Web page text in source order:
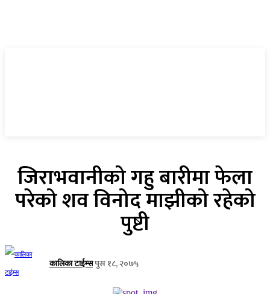
जिराभवानीको गहु बारीमा फेला
परेको शव विनोद माझीको रहेको
पुष्टी
कालिका टाईम्सपुस १८, २०७५